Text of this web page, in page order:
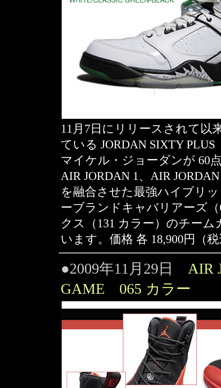
11月7日にリリースされて以
ている JORDAN SIXTY
マイケル・ジョーダンが 60
AIR JORDAN 1、AIR
を融合させた最強ハイブリ
ーブランドキャバリアーズ
クス（131 カラー）のチー
います。価格 各 18,900円（
●2009年11月29日
AIR
GAME 065 カラー